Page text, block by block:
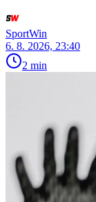
SportWin
6. 8. 2026, 23:40
2 min